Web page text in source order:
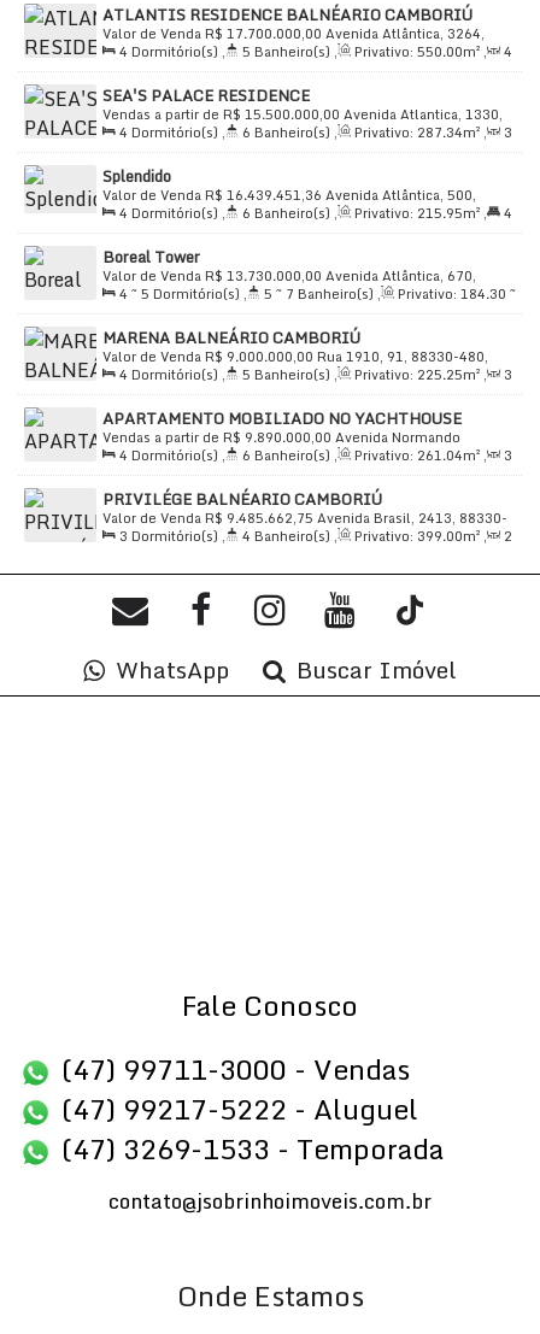
Próximo a serviços essenciais, como açougues,
bancos, bancas de revistas, cinemas, Burger King e
bistrô com adega
Cinema privativo no condomínio
Localização Exclusiva:
O apartamento está situado naAvenida Atlântica, n°
2670, no centro deBalneário Camboriú, SC, com uma
vista panorâmica para o mar, em uma das localizações
mais desejadas do país. Morar no Millennium Palace é
sinônimo de luxo e qualidade de vida.
Este imóvel oferece tudo o que você espera de um
empreendimento de alto padrão, com uma localização
privilegiada e infraestrutura completa. Agende uma
visita e venha conhecer oMillennium Palace Residence
Endereço
: Avenida Atlântica, n° 2670, Frente Mar,
Centro, Balneário Camboriú/SC, 88330-018.
**FOTOS ILUSTRATIVAS
*** APARTAMENTO MOBILIADO, DECORADO E
CLIMATIZADO
ATLANTIS RESIDENCE BALNÉARIO CAMBORIÚ
R$ 17.700.000,00
Valor de Venda
Avenida Atlântica, 3264,
88330-021, Centro, Balneário Camboriú, Santa Catarina, Brasil
4 Dormitório(s) , 5 Banheiro(s) , Privativo: 550.00m² ,
4
Sala(s) , 2Suíte(s) , Total:700.00m² , 4Vaga(s) ,
Útil:
550.00 m²
SEA'S PALACE RESIDENCE
R$ 15.500.000,00
Vendas a partir de
Avenida Atlantica, 1330,
88330-009, Centro, Balneário Camboriú, Santa Catarina, Brasil
4 Dormitório(s) , 6 Banheiro(s) , Privativo: 287.34m² ,
3
Sala(s) , 4Suíte(s) , Total:465.69~ 4665.69m² , 5Vaga(s)
, 10mDistância do Mar
Splendido
R$ 16.439.451,36
Valor de Venda
Avenida Atlântica, 500,
88330-003, Centro, Balneário Camboriú, Santa Catarina, Brasil
4 Dormitório(s) , 6 Banheiro(s) , Privativo: 215.95m² ,
4
Suíte(s), Total: 251.01m², 4 Vaga(s), Útil:251.01m²
Boreal Tower
R$ 13.730.000,00
Valor de Venda
Avenida Atlântica, 670,
88330-006, Centro, Balneário Camboriú, Santa Catarina, Brasil
4 ~ 5 Dormitório(s) , 5 ~ 7 Banheiro(s) , Privativo: 184.30 ~
376.98m², 2 Sala(s) , 4 ~ 5Suíte(s) , Total:185.68m² ,
4
Vaga(s), Útil:185.68~ 289.22m²
MARENA BALNEÁRIO CAMBORIÚ
R$ 9.000.000,00
Valor de Venda
Rua 1910, 91, 88330-480,
Centro, Balneário Camboriú, Santa Catarina, Brasil
4 Dormitório(s) , 5 Banheiro(s) , Privativo: 225.25m² ,
3
Sala(s) , 4Suíte(s) , Total:323.00~ 402.00m², 3 Vaga(s),
Útil:225.25m²
APARTAMENTO MOBILIADO NO YACHTHOUSE
R$ 9.890.000,00
Vendas a partir de
Avenida Normando
Tedesco, 1333, 88330-123, Centro, Balneário Camboriú, Santa
Catarina, Brasil
4 Dormitório(s) , 6 Banheiro(s) , Privativo: 261.04m² ,
3
Sala(s) , 4Suíte(s) , Total:355.00m² , 3Vaga(s) ,
50m
Distância do Mar, Útil:261.04m²
PRIVILÉGE BALNÉARIO CAMBORIÚ
R$ 9.485.662,75
Valor de Venda
Avenida Brasil, 2413, 88330-
050, Centro, Balneário Camboriú, Santa Catarina, Brasil
3 Dormitório(s) , 4 Banheiro(s) , Privativo: 399.00m² ,
2
399.00m²
WhatsApp Buscar Imóvel
Fale Conosco
(47) 99711-3000 - Vendas
(47) 99217-5222 - Aluguel
(47) 3269-1533 - Temporada
contato@jsobrinhoimoveis.com.br
Onde Estamos